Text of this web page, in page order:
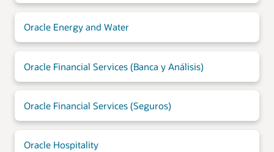
Oracle Energy and Water
Oracle Financial Services (Banca y Análisis)
Oracle Financial Services (Seguros)
Oracle Hospitality